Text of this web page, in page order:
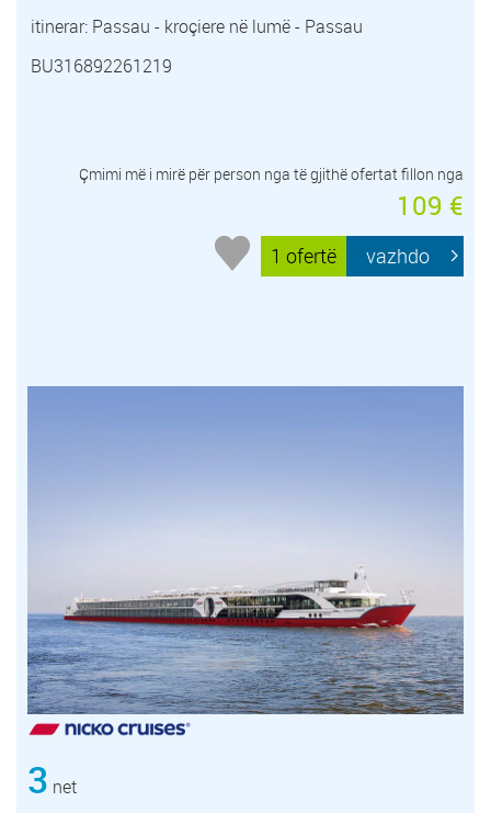
itinerar: Passau - kroçiere në lumë - Passau
BU316892261219
Çmimi më i mirë për person nga të gjithë ofertat fillon nga
109 €
1 ofertë vazhdo
3 net